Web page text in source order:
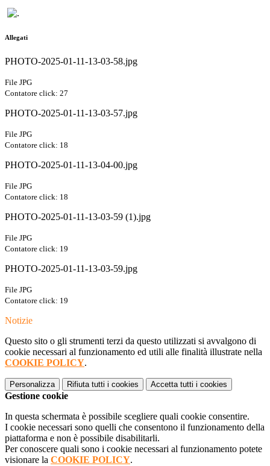
Allegati
PHOTO-2025-01-11-13-03-58.jpg
File JPG
Contatore click: 27
PHOTO-2025-01-11-13-03-57.jpg
File JPG
Contatore click: 18
PHOTO-2025-01-11-13-04-00.jpg
File JPG
Contatore click: 18
PHOTO-2025-01-11-13-03-59 (1).jpg
File JPG
Contatore click: 19
PHOTO-2025-01-11-13-03-59.jpg
File JPG
Contatore click: 19
Notizie
Questo sito o gli strumenti terzi da questo utilizzati si avvalgono di
cookie necessari al funzionamento ed utili alle finalità illustrate nella
COOKIE POLICY.
Personalizza Rifiuta tutti i cookies Accetta tutti i cookies
Gestione cookie
In questa schermata è possibile scegliere quali cookie consentire.
I cookie necessari sono quelli che consentono il funzionamento della
piattaforma e non è possibile disabilitarli.
Per conoscere quali sono i cookie necessari al funzionamento potete
visionare la COOKIE POLICY.